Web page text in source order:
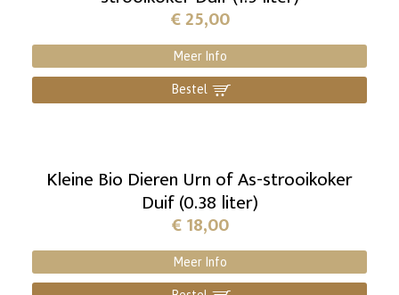
€25,00
Meer Info
Bestel ]
Kleine Bio Dieren Urn of As-strooikoker
Duif (0.38 liter)
€18,00
Meer Info